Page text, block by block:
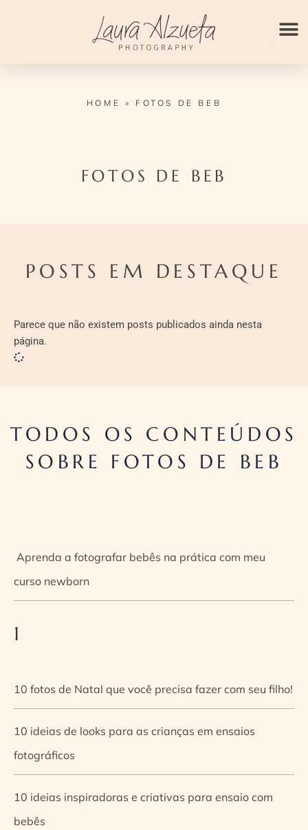
HOME » FOTOS DE BEB
FOTOS DE BEB
POSTS EM DESTAQUE
Parece que não existem posts publicados ainda nesta
página.
TODOS OS CONTEÚDOS
SOBRE FOTOS DE BEB
Aprenda a fotografar bebês na prática com meu
curso newborn
1
10 fotos de Natal que você precisa fazer com seu filho!
10 ideias de looks para as crianças em ensaios
fotográficos
10 ideias inspiradoras e criativas para ensaio com
bebês